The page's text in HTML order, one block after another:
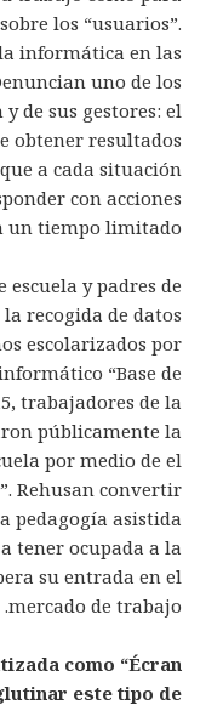
los “usuarios”.
informática en las
uno de los
de sus gestores: el
obtener resultados
a cada situación
con acciones
un tiempo limitado.
escuela y padres de
recogida de datos
escolarizados por
“Base de
trabajadores de la
públicamente la
por medio de el
Rehusan convertir
pedagogía asistida
tener ocupada a la
su entrada en el
mercado de trabajo.
como “Écran
este tipo de